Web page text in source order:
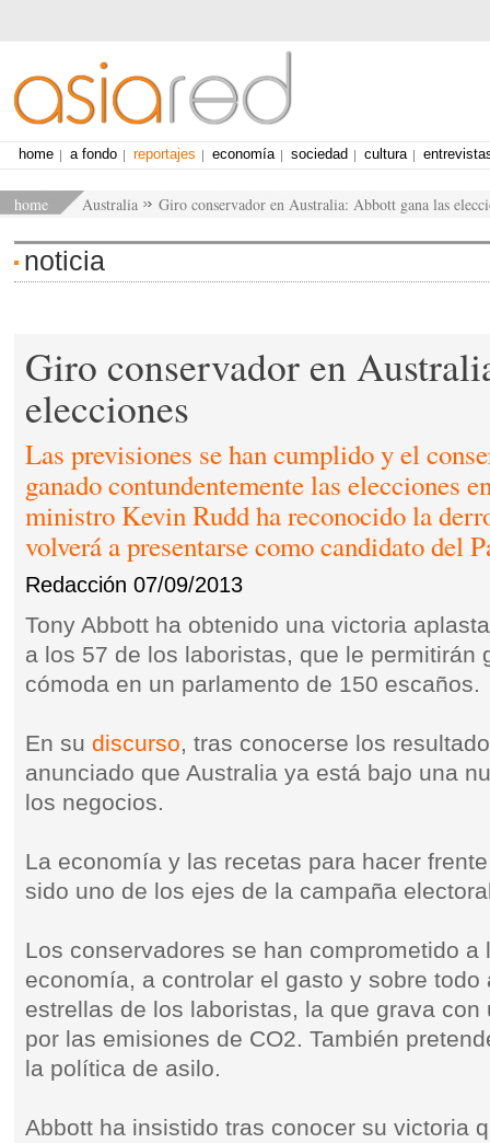
home Australia Giro conservador en Australia: Abbott gana las
home a fondo reportajes economía sociedad cultura
noticia
Giro conservador en
elecciones
Las previsiones se han cumplido y el
ganado contundentemente las elecciones
ministro Kevin Rudd ha reconocido la
volverá a presentarse como candidato del
Redacción 07/09/2013
Tony Abbott ha obtenido una victoria
a los 57 de los laboristas, que le permitirán
cómoda en un parlamento de 150 escaños.
En sudiscurso, tras conocerse los
anunciado que Australia ya está bajo una
los negocios.
La economía y las recetas para hacer
sido uno de los ejes de la campaña
Los conservadores se han comprometido
economía, a controlar el gasto y sobre
estrellas de los laboristas, la que grava
por las emisiones de CO2. También
la política de asilo.
Abbott ha insistido tras conocer su victoria